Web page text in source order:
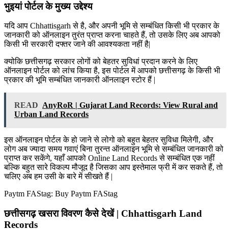
भुइयां पोर्टल के मुख्य उद्देश्य
यदि आप Chhattisgarh से है, और अपनी भूमि से सम्बंधित किसी भी प्रकार के
जानकारी को ऑनलाइन तुरंत प्राप्त करना चाहते हैं, तो उसके लिए अब आपको
किसी भी सरकारी दफ्तर जाने की आवश्यकता नहीं है|
क्योकि छत्तीसगढ़ सरकार लोगों को बेहतर सुविधां प्रदान करने के लिए
ऑनलाइन पोर्टल को लांच किया है, इस पोर्टल में आपको छत्तीसगढ़ के किसी भी
प्रकार की भूमि सम्बंधित जानकारी ऑनलाइन स्टोर हैं |
READ AnyRoR | Gujarat Land Records: View Rural and
Urban Land Records
इस ऑनलाइन पोर्टल के हो जाने से लोगो को बहुत बेहतर सुविधा मिलेगी, और
लोग अब ज्यादा समय गवाएं बिना तुरन्त ऑनलाइन भूमि से सम्बंधित जानकारी को
प्राप्त कर सकेंगे, यहाँ आपको Online Land Records से सम्बंधित एक नहीं
बल्कि बहुत सारे विकल्प मौजूद है जिसका आप इस्तेमाल फ्री में कर सकते हैं, तो
चलिए अब हम उसी के बारे में सीखते हैं |
Paytm FAStag: Buy Paytm FAStag
छत्तीसगढ़ खसरा विवरण कैसे देखें | Chhattisgarh Land
Records